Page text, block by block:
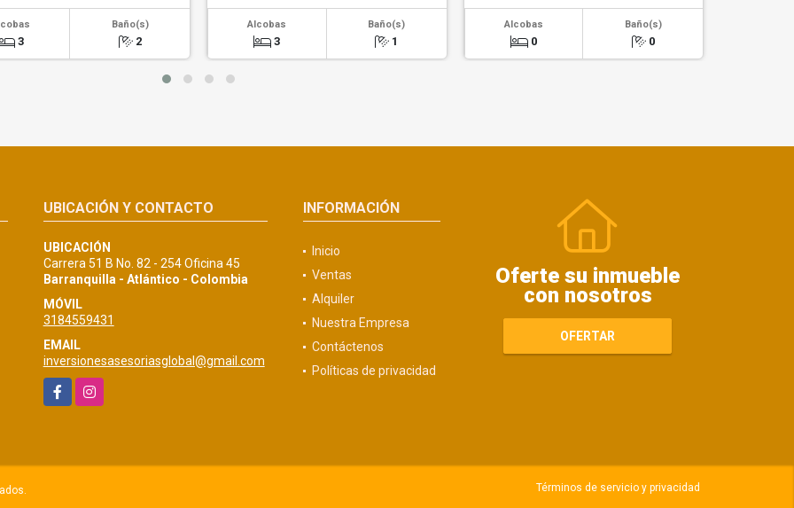
3
Baño(s)
2
Alcobas
3
Baño(s)
1
Alcobas
0
Baño(s)
0
UBICACIÓN Y CONTACTO
UBICACIÓN
Carrera 51 B No. 82 - 254 Oficina 45
Barranquilla - Atlántico - Colombia
MÓVIL
3184559431
EMAIL
inversionesasesoriasglobal@gmail.com
FacebookInstagram
INFORMACIÓN
Inicio
Ventas
Alquiler
Nuestra Empresa
Contáctenos
Políticas de privacidad
Oferte su inmueble
con nosotros
OFERTAR
Términos de servicio y privacidad